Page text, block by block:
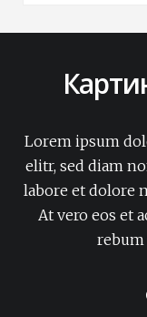
Lorem ipsum
elitr, sed diam
labore et dolore
At vero eos et
rebum